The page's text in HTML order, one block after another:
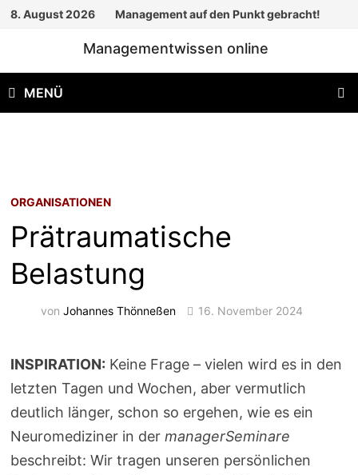
Zum
8. August 2026 Management auf den Punkt gebracht!
Managementwissen online
MENÜ
ORGANISATIONEN
Prätraumatische
Belastung
vonJohannes Thönneßen 16. November 2024
INSPIRATION: Keine Frage – vielen wird es in den
letzten Tagen und Wochen, aber vermutlich
deutlich länger, schon so ergehen, wie es ein
Neuromediziner in dermanagerSeminare
beschreibt: Wir tragen unseren persönlichen